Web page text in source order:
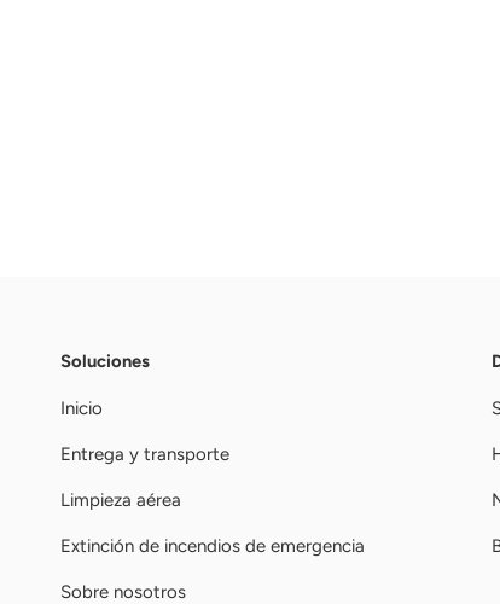
Soluciones
Inicio
Entrega y transporte
Limpieza aérea
Extinción de incendios de emergencia
Sobre nosotros